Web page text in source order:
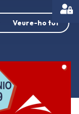
Veure-ho tot